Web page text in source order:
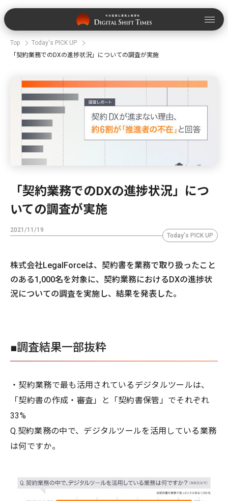
Top
Today's PICK UP
「契約業務でのDXの進捗状況」についての調査が実施
「契約業務でのDXの進捗状況」につ
いての調査が実施
2021/11/19
Today's PICK UP
株式会社LegalForceは、契約書を業務で取り扱ったこと
のある1,000名を対象に、契約業務におけるDXの進捗状
況についての調査を実施し、結果を発表した。
■調査結果一部抜粋
・契約業務で最も活用されているデジタルツールは、
「契約書の作成・審査」と「契約書保管」でそれぞれ
33%
Q.契約業務の中で、デジタルツールを活用している業務
は何ですか。